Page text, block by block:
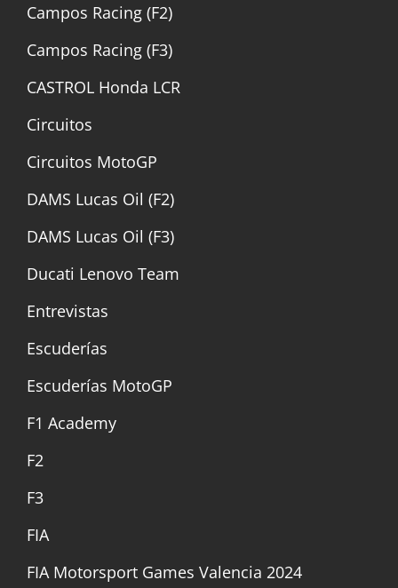
Campos Racing (F2)
Campos Racing (F3)
CASTROL Honda LCR
Circuitos
Circuitos MotoGP
DAMS Lucas Oil (F2)
DAMS Lucas Oil (F3)
Ducati Lenovo Team
Entrevistas
Escuderías
Escuderías MotoGP
F1 Academy
F2
F3
FIA
FIA Motorsport Games Valencia 2024